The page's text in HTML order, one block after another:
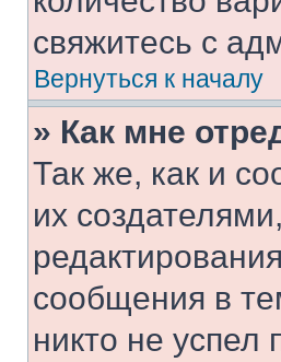
свяжитесь с
Вернуться к началу
» Как мне
Так же, как и
их
сообщения в
никто не успел